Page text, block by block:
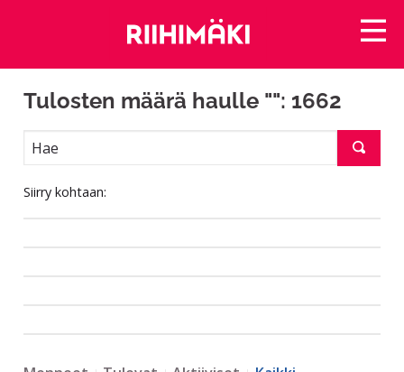
Tulosten määrä haulle "": 1662
Siirry kohtaan: